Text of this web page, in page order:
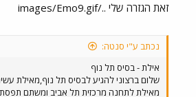
זאת הגזרה שלי ../images/Emo9.gif
נכתב ע"י סנטה:
אילת - בסיס תל נוף
שלום ברצוני להגיע לבסיס תל נוף,מאילת